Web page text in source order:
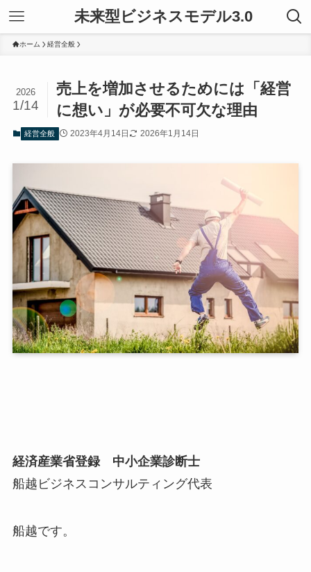
未来型ビジネスモデル3.0
ホーム 経営全般
売上を増加させるためには「経営
に想い」が必要不可欠な理由
2026
1/14
経営全般 2023年4月14日 2026年1月14日
経済産業省登録 中小企業診断士
船越ビジネスコンサルティング代表
船越です。